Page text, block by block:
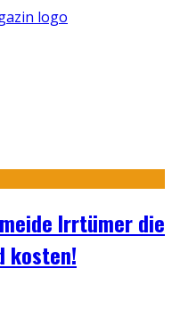
Irrtümer die
kosten!